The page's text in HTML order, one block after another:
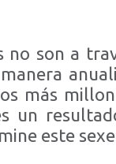
son a
más
un
este